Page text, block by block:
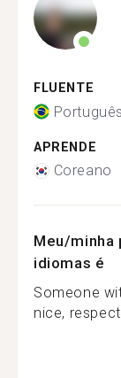
FLUENTE
Português
APRENDE
Coreano
Meu/minha
idiomas é
Someone
nice,